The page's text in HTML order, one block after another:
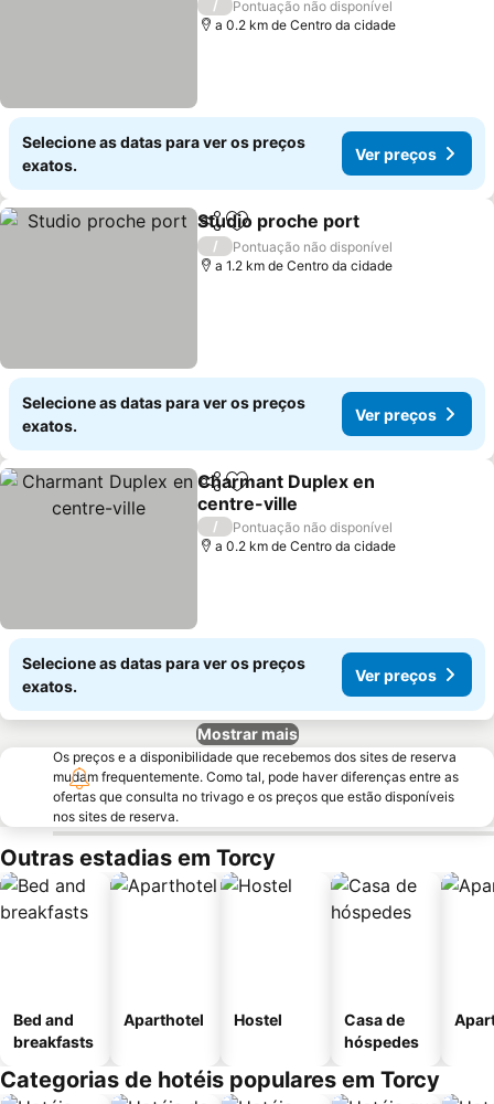
/
Pontuação não disponível
a 0.2 km de Centro da cidade
Selecione as datas para ver os preços
exatos.
Ver preços
PartilharAdicionar aos favoritos
Studio proche port
/
Pontuação não disponível
a 1.2 km de Centro da cidade
Selecione as datas para ver os preços
exatos.
Ver preços
PartilharAdicionar aos favoritos
Charmant Duplex en
centre-ville
/
Pontuação não disponível
a 0.2 km de Centro da cidade
Selecione as datas para ver os preços
exatos.
Ver preços
Mostrar mais
Os preços e a disponibilidade que recebemos dos sites de reserva
mudam frequentemente. Como tal, pode haver diferenças entre as
ofertas que consulta no trivago e os preços que estão disponíveis
nos sites de reserva.
Outras estadias em Torcy
Bed and
breakfasts
Aparthotel Hostel
Casa de
hóspedes
Categorias de hotéis populares em Torcy